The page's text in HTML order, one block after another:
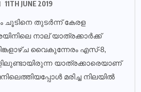
11TH JUNE 2019
തുടര്‍ന്ന് കേരള
നാല് യാത്രക്കാര്‍ക്ക്
വൈകുന്നേരം എസ്-8,
യാത്രക്കാരെയാണ്
മരിച്ച നിലയില്‍